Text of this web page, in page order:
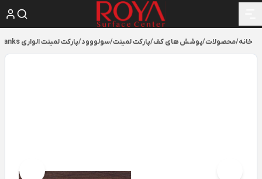
خانه/محصولات/پوشش های کف/پارکت لمینت/سولووود/پارکت لمینت الواری Tropical Planks